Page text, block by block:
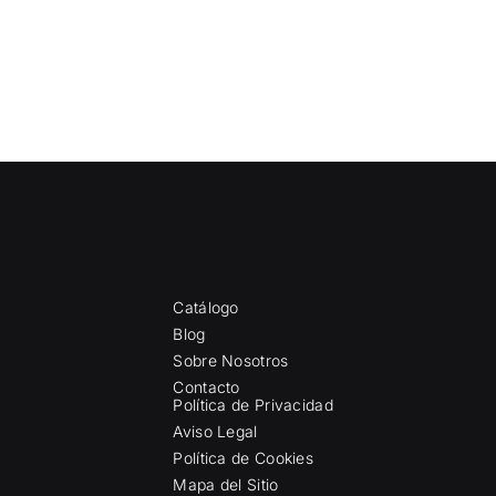
Catálogo
Blog
Sobre Nosotros
Contacto
Política de Privacidad
Aviso Legal
Política de Cookies
Mapa del Sitio